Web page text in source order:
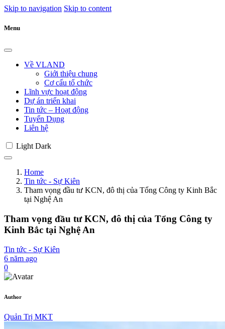
Skip to navigation Skip to content
Menu
Về VLAND
Giới thiệu chung
Cơ cấu tổ chức
Lĩnh vực hoạt động
Dự án triển khai
Tin tức – Hoạt động
Tuyển Dụng
Liên hệ
Light Dark
Home
Tin tức - Sự Kiên
Tham vọng đầu tư KCN, đô thị của Tổng Công ty Kinh Bắc
tại Nghệ An
Tham vọng đầu tư KCN, đô thị của Tổng Công ty
Kinh Bắc tại Nghệ An
Tin tức - Sự Kiên
6 năm ago
0
Author
Quản Trị MKT